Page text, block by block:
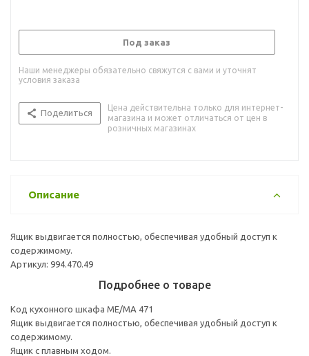
Под заказ
Наши менеджеры обязательно свяжутся с вами и уточнят
условия заказа
Поделиться
Цена действительна только для интернет-
магазина и может отличаться от цен в
розничных магазинах
Описание
Ящик выдвигается полностью, обеспечивая удобный доступ к
содержимому.
Артикул: 994.470.49
Подробнее о товаре
Код кухонного шкафа ME/MA 471
Ящик выдвигается полностью, обеспечивая удобный доступ к
содержимому.
Ящик с плавным ходом.